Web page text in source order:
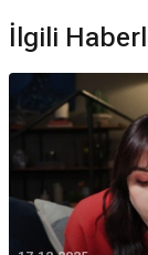
İlgili